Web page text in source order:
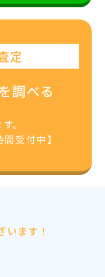
定
調べる
。
受付中】
ます！